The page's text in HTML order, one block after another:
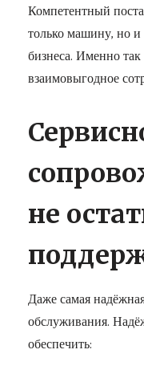
Компетентный
только машину, но
бизнеса. Именно
взаимовыгодное
не
Даже самая
обслуживания.
обеспечить: